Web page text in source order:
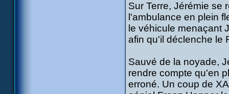
Sur Terre, Jérémie se
l'ambulance en plein
le véhicule menaçant
afin qu'il déclenche le
Sauvé de la noyade,
rendre compte qu'en
erroné. Un coup de